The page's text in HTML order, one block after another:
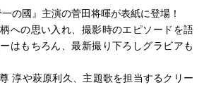
の國』主演の菅田将暉が表紙に登場！
への思い入れ、撮影時のエピソードを語
はもちろん、最新撮り下ろしグラビアも
淳や萩原利久、主題歌を担当するクリー